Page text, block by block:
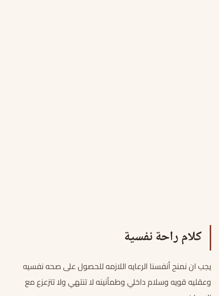
كلام راحة نفسية
يجب ان نمنح أنفسنا الرعايه اللازمه للحصول على صحه نفسيه
وعقليه قويه وسلام داخلي وطمأنينه لا تنتهي ولا تتزعزع مع